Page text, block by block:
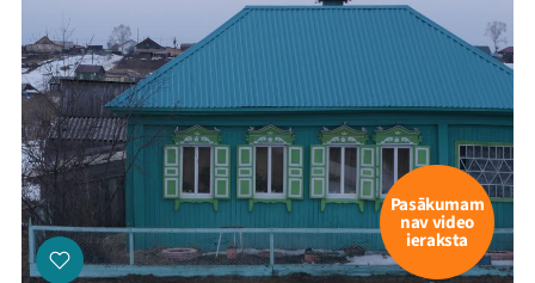
Mana programma
Pasākumam
nav video
ieraksta